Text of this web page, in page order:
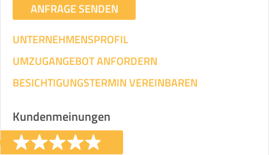
ANFRAGE SENDEN
UNTERNEHMENSPROFIL
UMZUGANGEBOT ANFORDERN
BESICHTIGUNGSTERMIN VEREINBAREN
Kundenmeinungen